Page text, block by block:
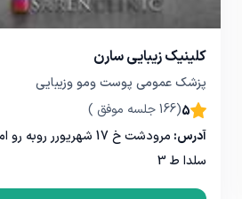
کلینیک زیبایی سارن
پزشک عمومی پوست ومو وزیبایی
(166 جلسه موفق )5
آدرس:
مرودشت خ 17 شهریورر
سلدا ط 3